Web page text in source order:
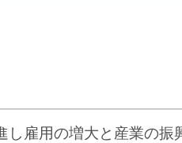
し雇用の増大と産業の